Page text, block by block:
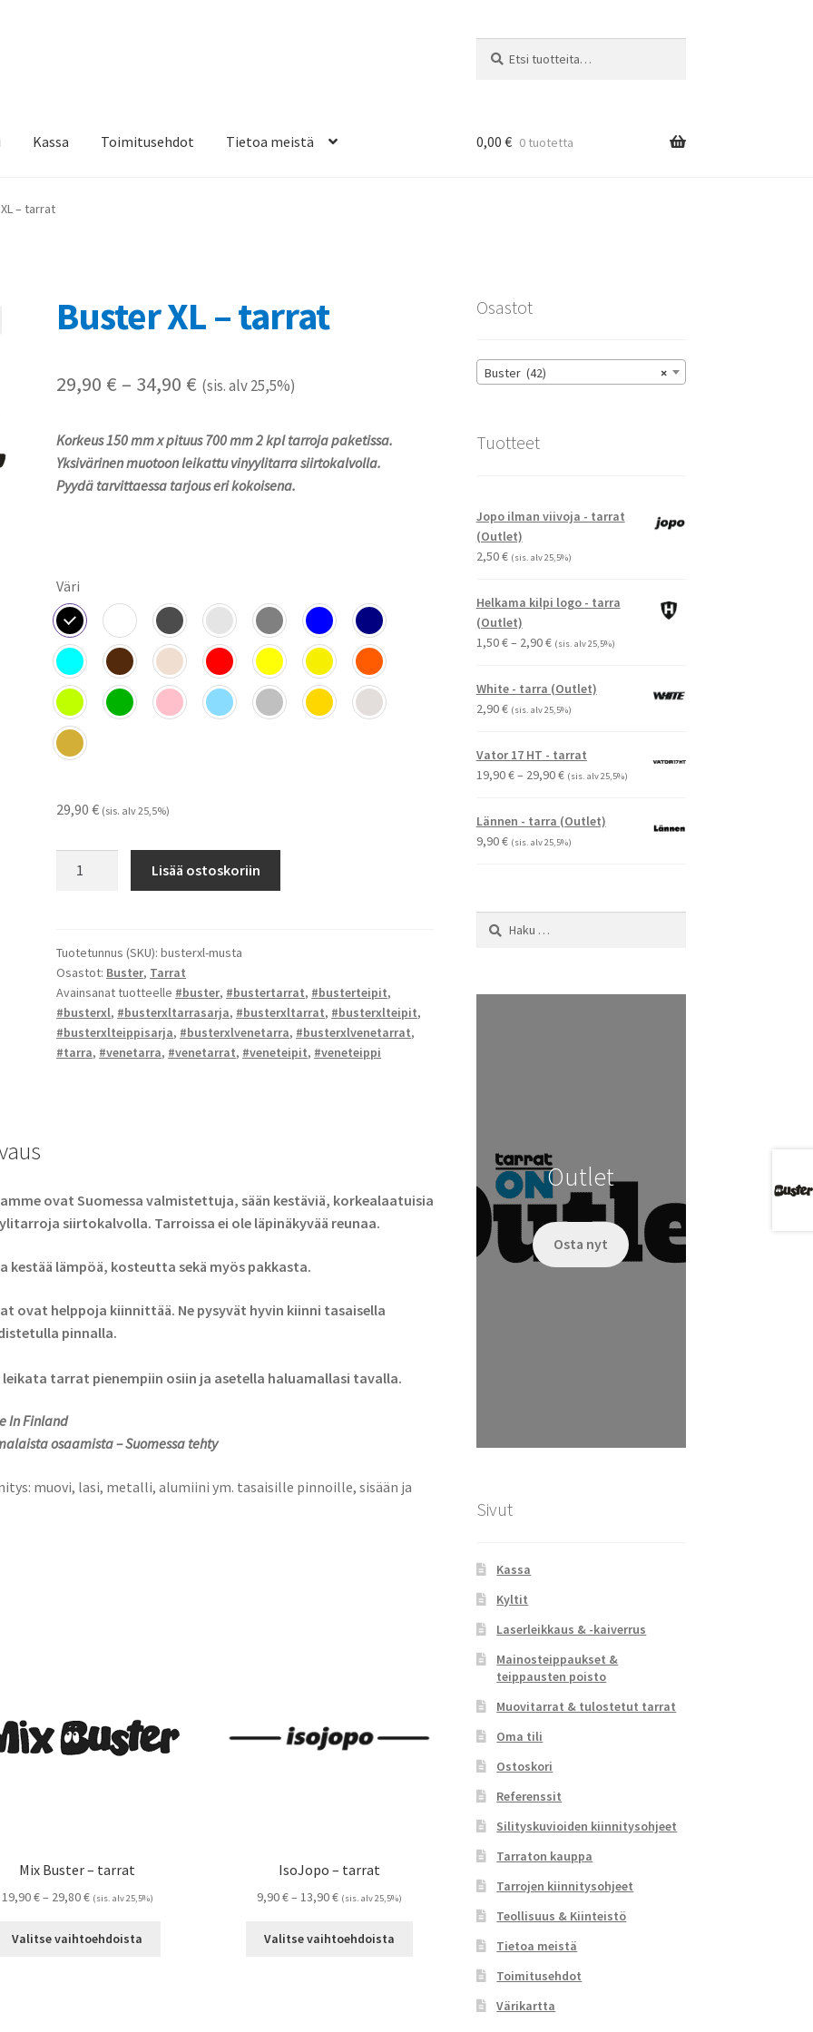
Kassa Toimitusehdot Tietoa meistä
& teippausten poisto
0,00 € 0 tuotetta
– tarrat
Buster XL – tarrat
29,90 € – 34,90 € Hintaluokka:
-
34,90 €
(sis. alv 25,5%)
Korkeus 150 mm x pituus 700 mm 2 kpl tarroja paketissa.
Yksivärinen muotoon leikattu vinyylitarra siirtokalvolla.
Pyydä tarvittaessa tarjous eri kokoisena.
Väri
29,90€ (sis. alv 25,5%)
määrä
Lisää ostoskoriin
Tuotetunnus (SKU):busterxl-musta
Osastot: Buster, Tarrat
Avainsanat tuotteelle #buster, #bustertarrat, #busterteipit,
#busterxl, #busterxltarrasarja, #busterxltarrat, #busterxlteipit,
#busterxlteippisarja, #busterxlvenetarra, #busterxlvenetarrat,
#tarra, #venetarra, #venetarrat, #veneteipit, #veneteippi
ovat Suomessa valmistettuja, sään kestäviä, korkealaatuisia
siirtokalvolla. Tarroissa ei ole läpinäkyvää reunaa.
kestää lämpöä, kosteutta sekä myös pakkasta.
ovat helppoja kiinnittää. Ne pysyvät hyvin kiinni tasaisella
pinnalla.
tarrat pienempiin osiin ja asetella haluamallasi tavalla.
In Finland
osaamista – Suomessa tehty
muovi, lasi, metalli, alumiini ym. tasaisille pinnoille, sisään ja
Mix Buster – tarrat
19,90€– 29,80€Hintaluokka:
-
(sis. alv 25,5%)
Valitse vaihtoehdoista
IsoJopo – tarrat
9,90€– 13,90€Hintaluokka:
-
(sis. alv 25,5%)
Valitse vaihtoehdoista
Osastot
×
Buster (42)
Tuotteet
Jopo ilman viivoja - tarrat
(Outlet)
2,50€ (sis. alv 25,5%)
Helkama kilpi logo - tarra
(Outlet)
1,50€– 2,90€Hintaluokka:
-
(sis. alv 25,5%)
White - tarra (Outlet)
2,90€ (sis. alv 25,5%)
Vator 17 HT - tarrat
19,90€– 29,90€Hintaluokka:
-
(sis. alv 25,5%)
Lännen - tarra (Outlet)
9,90€ (sis. alv 25,5%)
Haku:
Outlet
Osta nyt
Sivut
Kassa
Kyltit
Laserleikkaus & -kaiverrus
Mainosteippaukset &
teippausten poisto
Muovitarrat & tulostetut tarrat
Oma tili
Ostoskori
Referenssit
Silityskuvioiden kiinnitysohjeet
Tarraton kauppa
Tarrojen kiinnitysohjeet
Teollisuus & Kiinteistö
Tietoa meistä
Toimitusehdot
Värikartta